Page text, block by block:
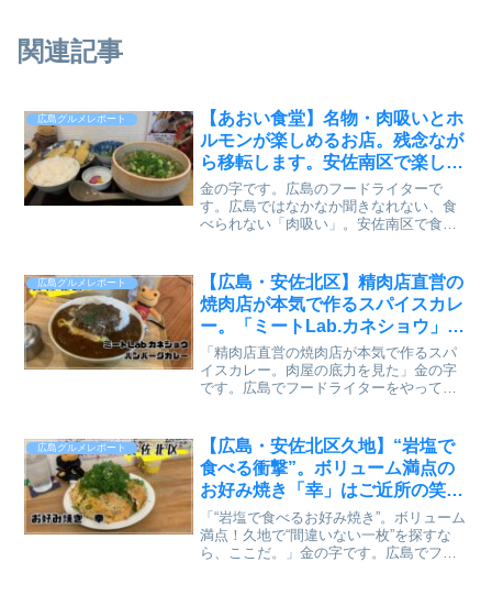
関連記事
広島グルメレポート
【あおい食堂】名物・肉吸いとホ
ルモンが楽しめるお店。残念なが
ら移転します。安佐南区で楽しめ
るのは10月まで👉東区上大須賀
に移転
金の字です。広島のフードライターで
す。広島ではなかなか聞きなれない、食
べられない「肉吸い」。安佐南区で食べ
した。移転先の情報も書いておきます
ね。学生さんの味方。肉吸い...
広島グルメレポート
【広島・安佐北区】精肉店直営の
焼肉店が本気で作るスパイスカレ
ー。「ミートLab.カネショウ」の
ハンバーグカレーで肉屋の底力を
見た【かえるのピクルスと実食レ
ビュー】
「精肉店直営の焼肉店が本気で作るスパ
イスカレー。肉屋の底力を見た」金の字
です。広島でフードライターをやってい
聞いて行ってきました。過去に中広店に
行ったことありますが...
広島グルメレポート
【広島・安佐北区久地】“岩塩で
食べる衝撃”。ボリューム満点の
お好み焼き「幸」はご近所の笑顔
が集まる名店【かえるのピクルス
と実食レビュー】
「“岩塩で食べるお好み焼き”。ボリューム
満点！久地で“間違いない一枚”を探すな
ら、ここだ。」金の字です。広島でフー